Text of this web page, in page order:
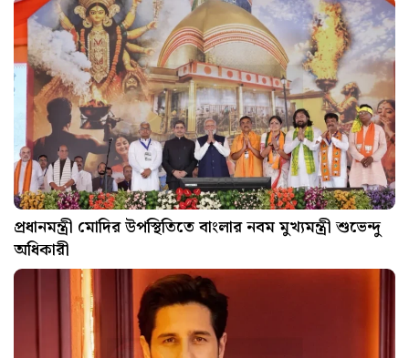
প্রধানমন্ত্রী মোদির উপস্থিতিতে বাংলার নবম মুখ্যমন্ত্রী শুভেন্দু
অধিকারী